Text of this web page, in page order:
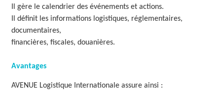
Il gère le calendrier des événements et actions.
Il définit les informations logistiques, réglementaires,
documentaires,
financières, fiscales, douanières.
Avantages
AVENUE Logistique Internationale assure ainsi :